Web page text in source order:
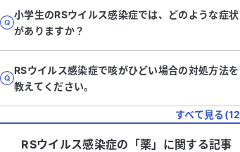
小学生のRSウイルス感染症では、どのような症状
がありますか？
RSウイルス感染症で咳がひどい場合の対処方法を
教えてください。
すべて見る(12
RSウイルス感染症の「薬」に関する記事